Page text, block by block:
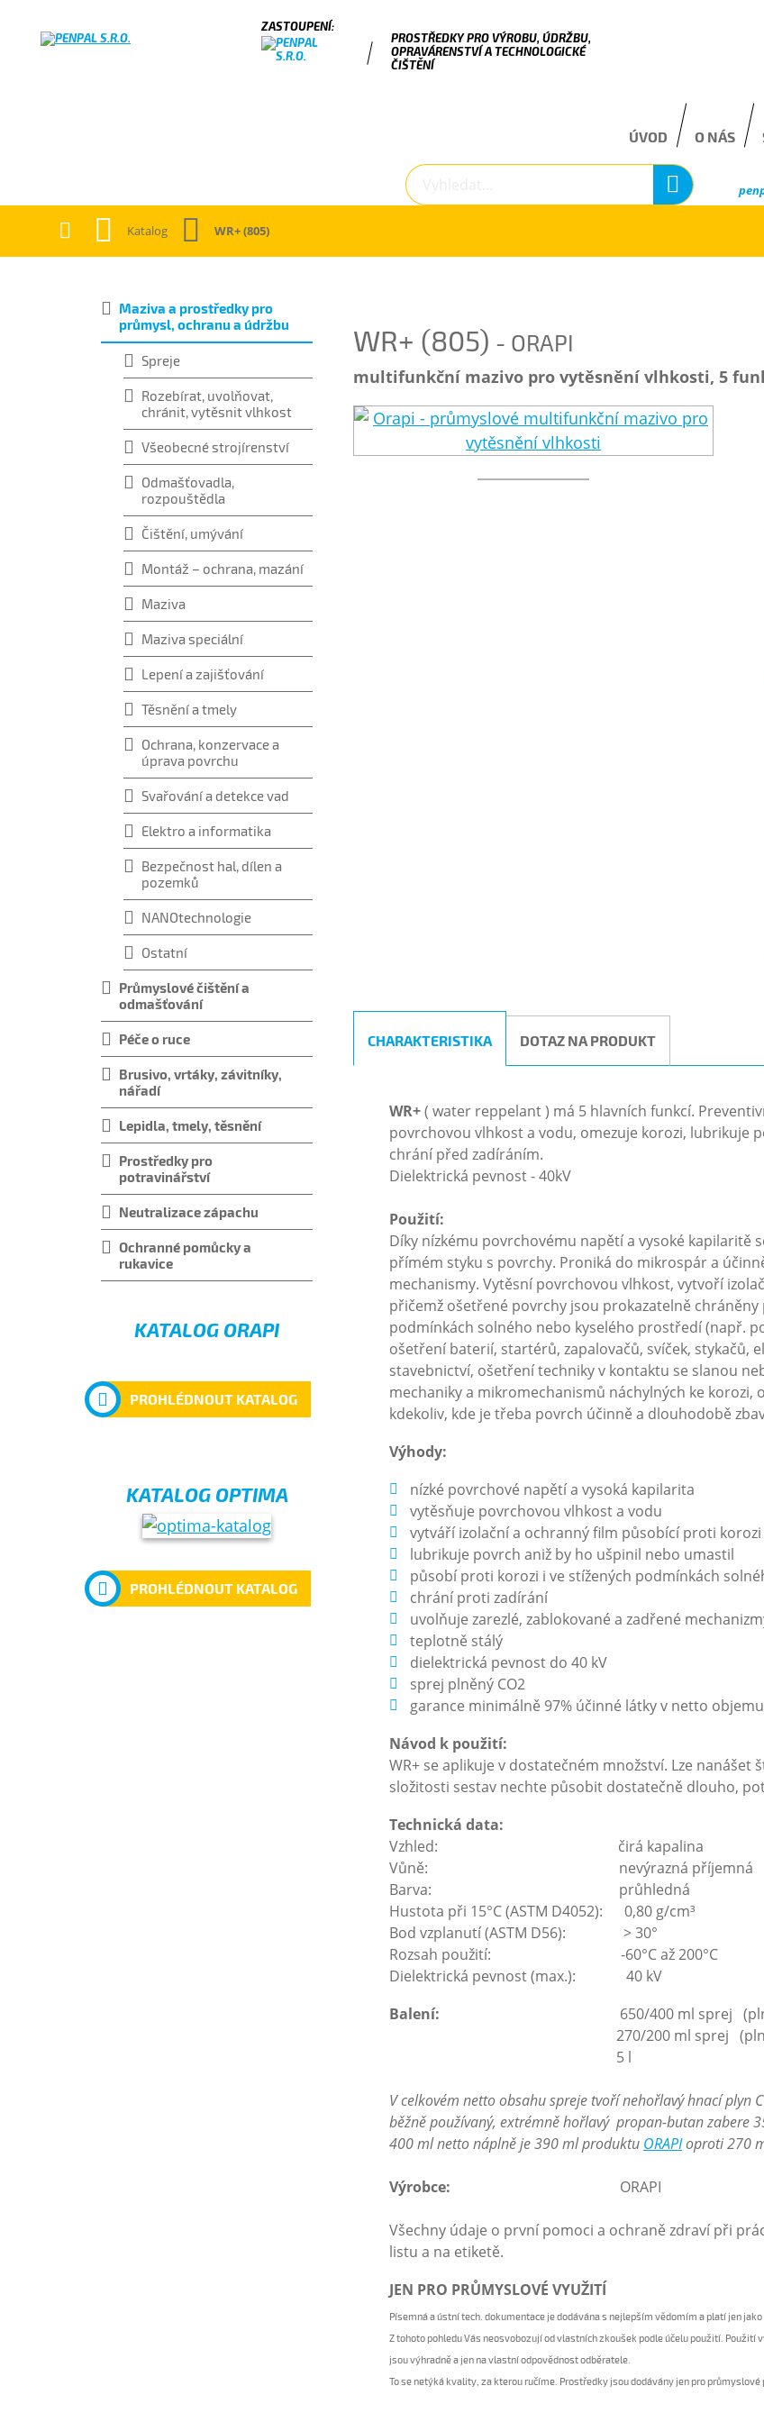
PROSTŘEDKY PRO VÝROBU, ÚDRŽBU,
OPRAVÁRENSTVÍ A TECHNOLOGICKÉ
ČIŠTĚNÍ
ÚVOD O NÁS
Katalog WR+ (805)
WR+ (805) - ORAPI
multifunkční mazivo pro vytěsnění vlhkosti, 5
CHARAKTERISTIKA DOTAZ NA PRODUKT
WR+( water reppelant ) má 5 hlavních funkcí.
povrchovou vlhkost a vodu, omezuje korozi, lubrikuje
chrání před zadíráním.
Dielektrická pevnost - 40kV
Použití:
Díky nízkému povrchovému napětí a vysoké kapilaritě
přímém styku s povrchy. Proniká do mikrospár a
mechanismy. Vytěsní povrchovou vlhkost, vytvoří
přičemž ošetřené povrchy jsou prokazatelně
podmínkách solného nebo kyselého prostředí (např.
ošetření baterií, startérů, zapalovačů, svíček, stykačů,
stavebnictví, ošetření techniky v kontaktu se slanou
mechaniky a mikromechanismů náchylných ke
kdekoliv, kde je třeba povrch účinně a dlouhodobě
Výhody:
nízké povrchové napětí a vysoká kapilarita
vytěsňuje povrchovou vlhkost a vodu
vytváří izolační a ochranný film působící proti korozi
lubrikuje povrch aniž by ho ušpinil nebo umastil
působí proti korozi i ve stížených podmínkách
chrání proti zadírání
uvolňuje zarezlé, zablokované a zadřené
teplotně stálý
dielektrická pevnost do 40 kV
sprej plněný CO2
garance minimálně 97% účinné látky v netto objemu
Návod k použití:
WR+ se aplikuje v dostatečném množství. Lze
složitosti sestav nechte působit dostatečně dlouho,
Technická data:
Vzhled: čirá kapalina
Vůně: nevýrazná příjemná
Barva: průhledná
Hustota při 15°C (ASTM D4052): 0,80 g/cm³
Bod vzplanutí (ASTM D56): > 30°
Rozsah použití: -60°C až 200°C
Dielektrická pevnost (max.): 40 kV
Balení: 650/400 ml sprej
270/200 ml sprej (plněno
5 l
V celkovém netto obsahu spreje tvoří nehořlavý hnací plyn
běžně používaný, extrémně hořlavý propan-butan zabere
400 ml netto náplně je 390 ml produktu ORAPIoproti 270
Výrobce: ORAPI
Všechny údaje o první pomoci a ochraně zdraví při
listu a na etiketě.
JEN PRO PRŮMYSLOVÉ VYUŽITÍ
Písemná a ústní tech. dokumentace je dodávána s nejlepším vědomím a platí jen
Z tohoto pohledu Vás neosvobozují od vlastních zkoušek podle účelu použití.
jsou výhradně a jen na vlastní odpovědnost odběratele.
To se netýká kvality, za kterou ručíme. Prostředky jsou dodávány jen pro průmyslové
Maziva a prostředky pro
průmysl, ochranu a údržbu
Spreje
Rozebírat, uvolňovat,
chránit, vytěsnit vlhkost
Všeobecné strojírenství
Odmašťovadla,
rozpouštědla
Čištění, umývání
Montáž – ochrana, mazání
Maziva
Maziva speciální
Lepení a zajišťování
Těsnění a tmely
Ochrana, konzervace a
úprava povrchu
Svařování a detekce vad
Elektro a informatika
Bezpečnost hal, dílen a
pozemků
NANOtechnologie
Ostatní
Průmyslové čištění a
odmašťování
Péče o ruce
Brusivo, vrtáky, závitníky,
nářadí
Lepidla, tmely, těsnění
Prostředky pro
potravinářství
Neutralizace zápachu
Ochranné pomůcky a
rukavice
KATALOG ORAPI
PROHLÉDNOUT KATALOG
KATALOG OPTIMA
PROHLÉDNOUT KATALOG